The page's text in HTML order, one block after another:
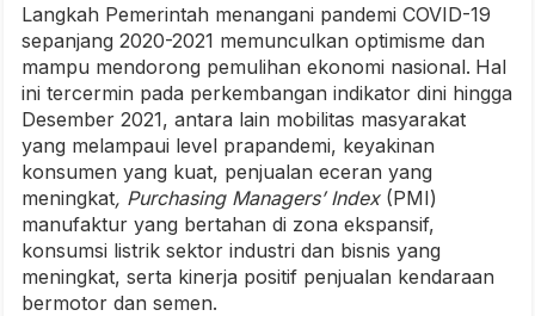
Langkah Pemerintah menangani pandemi COVID-19
sepanjang 2020-2021 memunculkan optimisme dan
mampu mendorong pemulihan ekonomi nasional. Hal
ini tercermin pada perkembangan indikator dini hingga
Desember 2021, antara lain mobilitas masyarakat
yang melampaui level prapandemi, keyakinan
konsumen yang kuat, penjualan eceran yang
meningkat, Purchasing Managers’ Index(PMI)
manufaktur yang bertahan di zona ekspansif,
konsumsi listrik sektor industri dan bisnis yang
meningkat, serta kinerja positif penjualan kendaraan
bermotor dan semen.